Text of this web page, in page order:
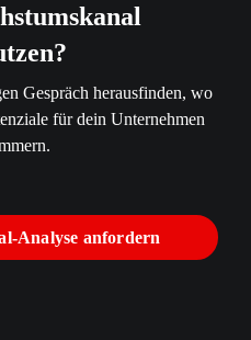
Gespräch herausfinden, wo
für dein Unternehmen
Analyse anfordern